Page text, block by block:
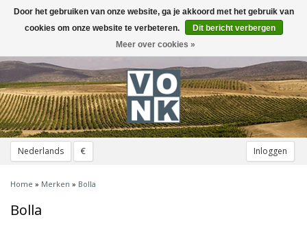
Nederlands € Inloggen
Toggle
navigation
Home » Merken » Bolla
Bolla
Door het gebruiken van onze website, ga je akkoord met het gebruik van
cookies om onze website te verbeteren.
Dit bericht verbergen
Meer over cookies »